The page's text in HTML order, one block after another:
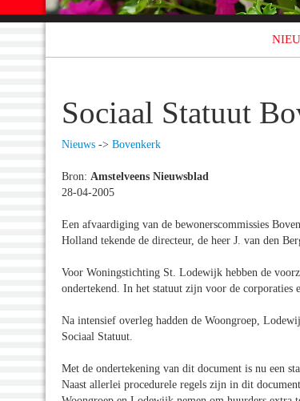
Sociaal Statuut
Nieuws -> Bovenkerk
Bron: Amstelveens Nieuwsblad
28-04-2005
Een afvaardiging van de bewonerscommissies
Holland tekende de directeur, de heer J. van den
Voor Woningstichting St. Lodewijk hebben de
ondertekend. In het statuut zijn voor de corporaties
Na intensief overleg hadden de Woongroep,
Sociaal Statuut.
Met de ondertekening van dit document is nu een
Naast allerlei procedurele regels zijn in dit